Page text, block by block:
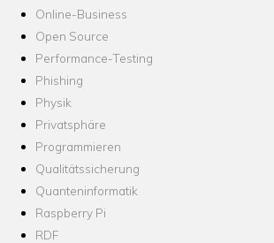
Online-Business
Open Source
Performance-Testing
Phishing
Physik
Privatsphäre
Programmieren
Qualitätssicherung
Quanteninformatik
Raspberry Pi
RDF